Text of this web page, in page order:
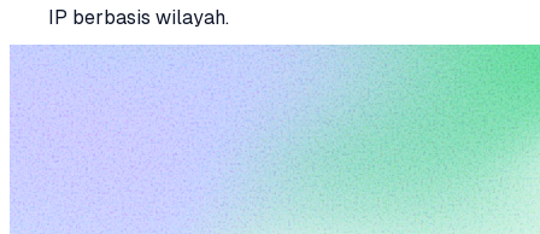
IP berbasis wilayah.